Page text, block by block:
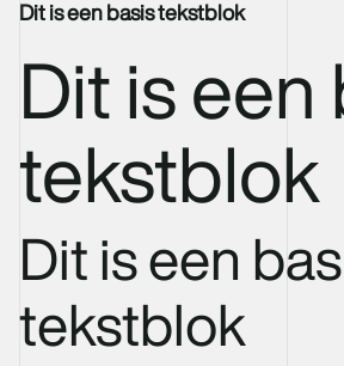
Dit is een basis tekstblok
Dit is een
tekstblok
Dit is een
tekstblok